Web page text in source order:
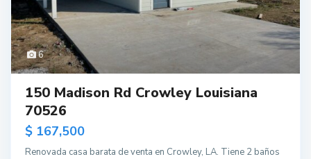
6
150 Madison Rd Crowley Louisiana
70526
$ 167,500
Renovada casa barata de venta en Crowley, LA. Tiene 2 baños